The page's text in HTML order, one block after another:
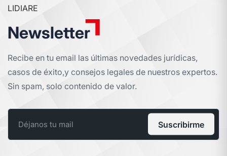
LIDIARE
Newsletter
Recibe en tu email las últimas novedades jurídicas,
casos de éxito,y consejos legales de nuestros expertos.
Sin spam, solo contenido de valor.
Suscribirme